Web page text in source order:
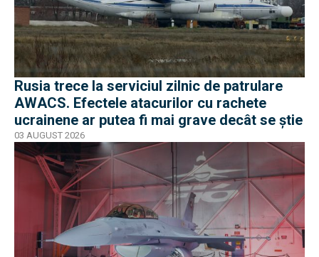
Rusia trece la serviciul zilnic de patrulare
AWACS. Efectele atacurilor cu rachete
ucrainene ar putea fi mai grave decât se știe
03 AUGUST 2026